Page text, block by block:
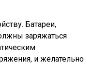
Батареи,
заряжаться
и желательно